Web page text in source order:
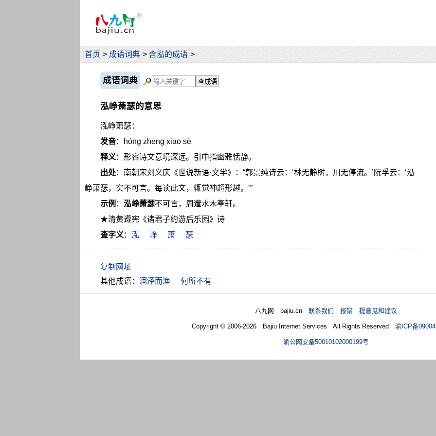
首页 > 成语词典 > 含泓的成语 >
成语词典
泓峥萧瑟的意思
泓峥萧瑟：
发音：hóng zhēng xiāo sè
释义 ：形容诗文意境深远。引申指幽雅恬静。
出处：南朝宋刘义庆《世说新语·文学》：“郭景纯诗云：‘林无静树，川无停流。’阮孚云：‘泓
峥萧瑟，实不可言。每读此文，辄觉神超形越。’”
示例 ： 泓峥萧瑟不可言，周遭水木亭轩。
★清黄遵宪《诸君子约游后乐园》诗
查字义 ： 泓 峥 萧 瑟
其他成语： 涸泽而渔 何所不有
八九网 bajiu.cn联系我们 报错 提意见和建议
Copyright © 2006-2026 Bajiu Internet Services All Rights Reserved 渝ICP备
渝公网安备50010102000199号